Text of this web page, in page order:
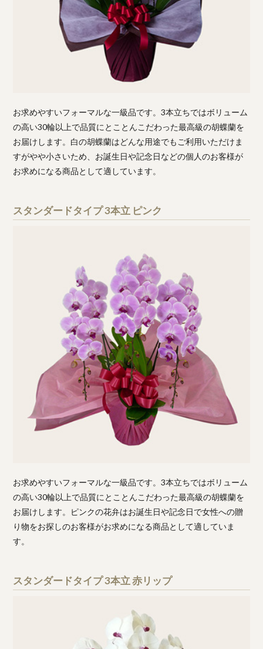
お求めやすいフォーマルな一級品です。3本立ちではボリューム
の高い30輪以上で品質にとことんこだわった最高級の胡蝶蘭を
お届けします。白の胡蝶蘭はどんな用途でもご利用いただけま
すがやや小さいため、お誕生日や記念日などの個人のお客様が
お求めになる商品として適しています。
スタンダードタイプ 3本立 ピンク
お求めやすいフォーマルな一級品です。3本立ちではボリューム
の高い30輪以上で品質にとことんこだわった最高級の胡蝶蘭を
お届けします。ピンクの花弁はお誕生日や記念日で女性への贈
り物をお探しのお客様がお求めになる商品として適していま
す。
スタンダードタイプ 3本立 赤リップ